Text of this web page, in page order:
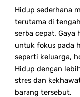
Hidup sederhana
terutama di
serba cepat. Gaya
untuk fokus pada
seperti keluarga,
Hidup dengan
stres dan
barang tersebut.